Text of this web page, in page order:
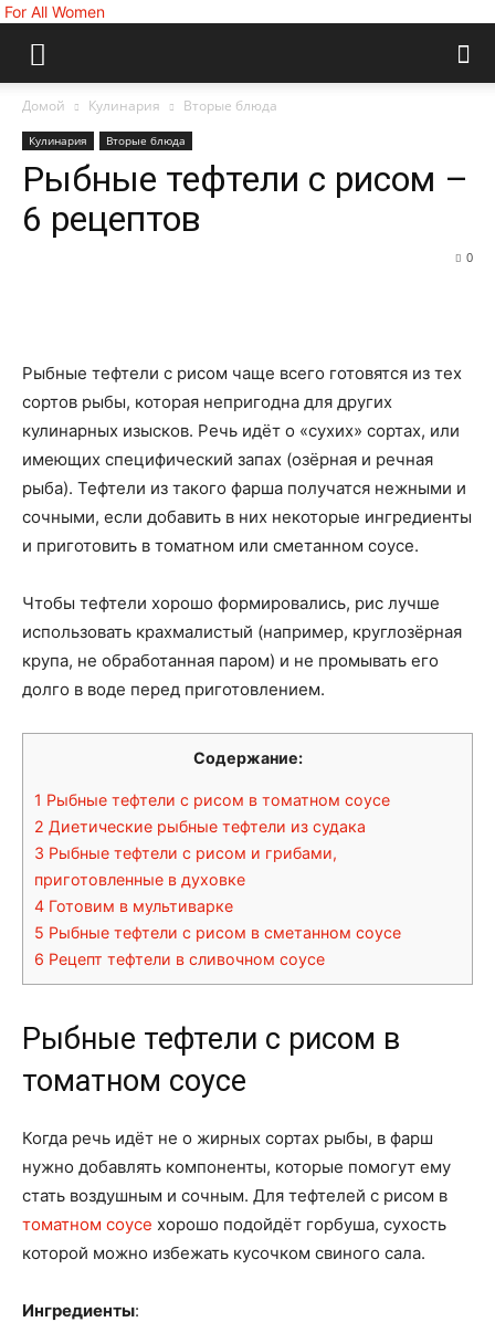
For All Women
Домой Кулинария Вторые блюда
Кулинария Вторые блюда
Рыбные тефтели с рисом –
6 рецептов
0
Рыбные тефтели с рисом чаще всего готовятся из тех
сортов рыбы, которая непригодна для других
кулинарных изысков. Речь идёт о «сухих» сортах, или
имеющих специфический запах (озёрная и речная
рыба). Тефтели из такого фарша получатся нежными и
сочными, если добавить в них некоторые ингредиенты
и приготовить в томатном или сметанном соусе.
Чтобы тефтели хорошо формировались, рис лучше
использовать крахмалистый (например, круглозёрная
крупа, не обработанная паром) и не промывать его
долго в воде перед приготовлением.
Содержание:
1 Рыбные тефтели с рисом в томатном соусе
2 Диетические рыбные тефтели из судака
3 Рыбные тефтели с рисом и грибами,
приготовленные в духовке
4 Готовим в мультиварке
5 Рыбные тефтели с рисом в сметанном соусе
6 Рецепт тефтели в сливочном соусе
Рыбные тефтели с рисом в
томатном соусе
Когда речь идёт не о жирных сортах рыбы, в фарш
нужно добавлять компоненты, которые помогут ему
стать воздушным и сочным. Для тефтелей с рисом в
томатном соусе хорошо подойдёт горбуша, сухость
которой можно избежать кусочком свиного сала.
Ингредиенты: